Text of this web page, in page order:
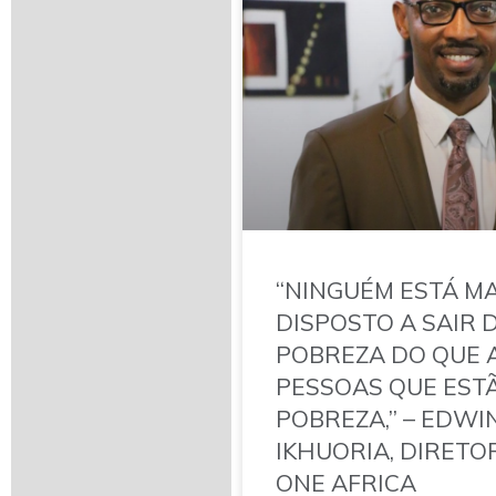
“NINGUÉM ESTÁ
DISPOSTO A SAIR
POBREZA DO QUE
PESSOAS QUE
POBREZA,” –
IKHUORIA,
ONE AFRICA